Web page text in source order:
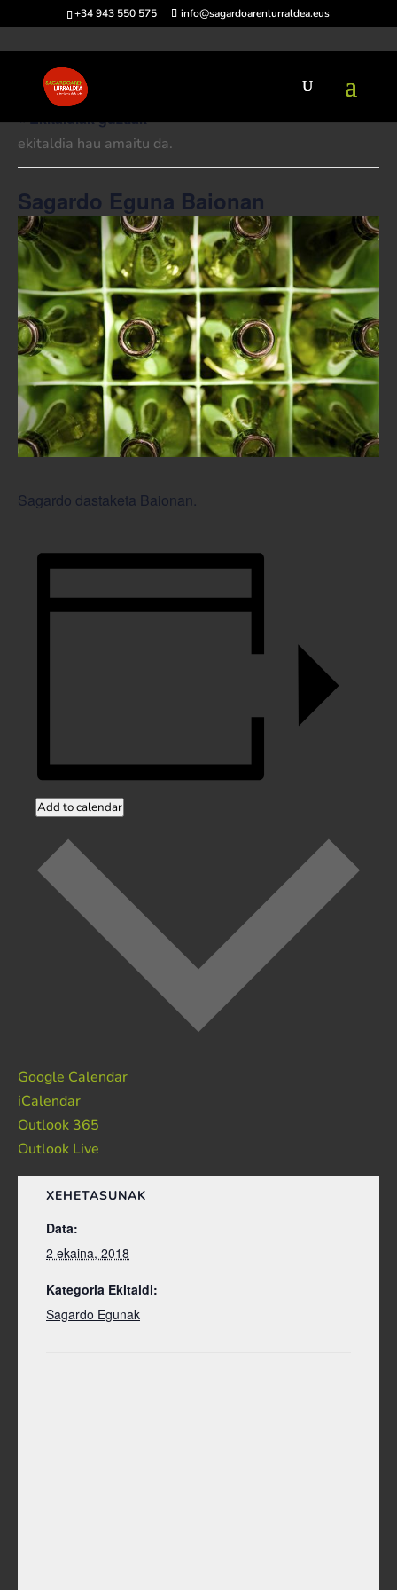
+34 943 550 575 info@sagardoarenlurraldea.eus
« Ekitaldiak guztiak
ekitaldia hau amaitu da.
Sagardo Eguna Baionan
Sagardo dastaketa Baionan.
Add to calendar
Google Calendar
iCalendar
Outlook 365
Outlook Live
XEHETASUNAK
Data:
2 ekaina, 2018
Kategoria Ekitaldi:
Sagardo Egunak